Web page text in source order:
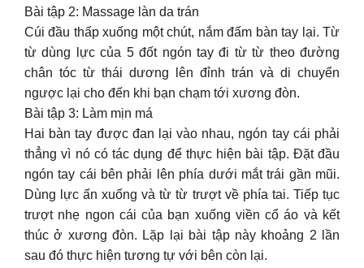
Bài tập 2: Massage làn da trán
Cúi đầu thấp xuống một chút, nắm đấm bàn tay lại. Từ
từ dùng lực của 5 đốt ngón tay đi từ từ theo đường
chân tóc từ thái dương lên đỉnh trán và di chuyển
ngược lại cho đến khi bạn chạm tới xương đòn.
Bài tập 3: Làm mịn má
Hai bàn tay được đan lại vào nhau, ngón tay cái phải
thẳng vì nó có tác dụng để thực hiện bài tập. Đặt đầu
ngón tay cái bên phải lên phía dưới mắt trái gần mũi.
Dùng lực ấn xuống và từ từ trượt về phía tai. Tiếp tục
trượt nhẹ ngon cái của bạn xuống viền cổ áo và kết
thúc ở xương đòn. Lặp lại bài tập này khoảng 2 lần
sau đó thực hiện tương tự với bên còn lại.